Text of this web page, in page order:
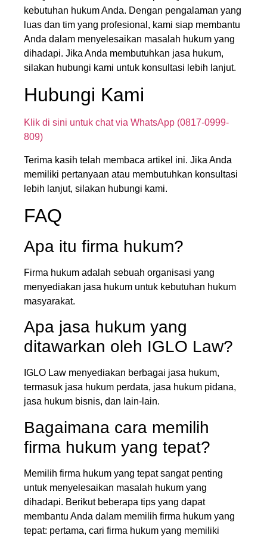
kebutuhan hukum Anda. Dengan pengalaman yang
luas dan tim yang profesional, kami siap membantu
Anda dalam menyelesaikan masalah hukum yang
dihadapi. Jika Anda membutuhkan jasa hukum,
silakan hubungi kami untuk konsultasi lebih lanjut.
Hubungi Kami
Klik di sini untuk chat via WhatsApp (0817-0999-
809)
Terima kasih telah membaca artikel ini. Jika Anda
memiliki pertanyaan atau membutuhkan konsultasi
lebih lanjut, silakan hubungi kami.
FAQ
Apa itu firma hukum?
Firma hukum adalah sebuah organisasi yang
menyediakan jasa hukum untuk kebutuhan hukum
masyarakat.
Apa jasa hukum yang
ditawarkan oleh IGLO Law?
IGLO Law menyediakan berbagai jasa hukum,
termasuk jasa hukum perdata, jasa hukum pidana,
jasa hukum bisnis, dan lain-lain.
Bagaimana cara memilih
firma hukum yang tepat?
Memilih firma hukum yang tepat sangat penting
untuk menyelesaikan masalah hukum yang
dihadapi. Berikut beberapa tips yang dapat
membantu Anda dalam memilih firma hukum yang
tepat: pertama, cari firma hukum yang memiliki